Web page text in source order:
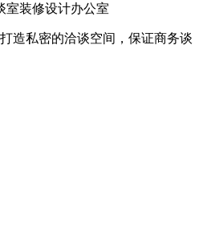
室装修设计办公室
造私密的洽谈空间，保证商务谈